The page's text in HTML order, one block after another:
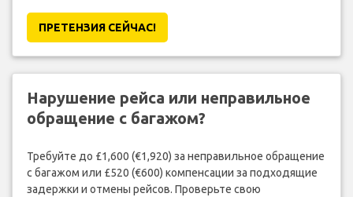
ПРЕТЕНЗИЯ CЕЙЧАС!
Нарушение рейса или неправильное
обращение с багажом?
Требуйте до £1,600 (€1,920) за неправильное обращение
с багажом или £520 (€600) компенсации за подходящие
задержки и отмены рейсов. Проверьте свою